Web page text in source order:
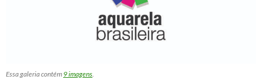
Essa galeria contém 9 imagens.